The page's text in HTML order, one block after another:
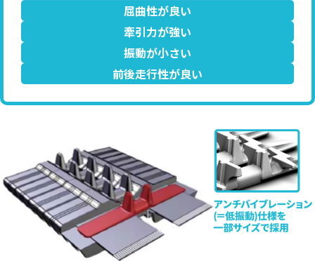
屈曲性が良い
牽引力が強い
振動が小さい
前後走行性が良い